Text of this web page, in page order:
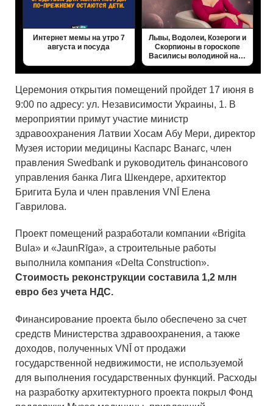
Интернет мемы на утро 7
августа и посуда
Львы, Водолеи, Козероги и
Скорпионы в гороскопе
Василисы володиной на…
Церемония открытия помещений пройдет 17 июня в
9:00 по адресу: ул. Независимости Украины, 1. В
мероприятии примут участие министр
здравоохранения Латвии Хосам Абу Мери, директор
Музея истории медицины Каспарс Ванагс, член
правления Swedbank и руководитель финансового
управления банка Лига Шкендере, архитектор
Бригита Була и член правления VNĪ Елена
Гаврилова.
Проект помещений разработали компании «Brigita
Bula» и «JaunRīga», а строительные работы
выполнила компания «Delta Construction».
Стоимость реконструкции составила 1,2 млн
евро без учета НДС.
Финансирование проекта было обеспечено за счет
средств Министерства здравоохранения, а также
доходов, полученных VNĪ от продажи
государственной недвижимости, не используемой
для выполнения государственных функций. Расходы
на разработку архитектурного проекта покрыл Фонд